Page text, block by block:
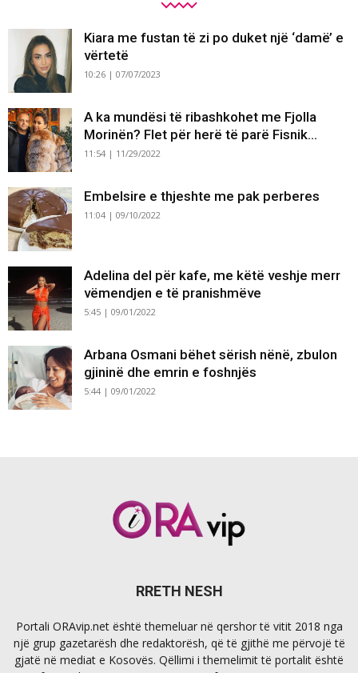
Kiara me fustan të zi po duket një ‘damë’ e
vërtetë
10:26 | 07/07/2023
A ka mundësi të ribashkohet me Fjolla
Morinën? Flet për herë të parë Fisnik...
11:54 | 11/29/2022
Embelsire e thjeshte me pak perberes
11:04 | 09/10/2022
Adelina del për kafe, me këtë veshje merr
vëmendjen e të pranishmëve
5:45 | 09/01/2022
Arbana Osmani bëhet sërish nënë, zbulon
gjininë dhe emrin e foshnjës
5:44 | 09/01/2022
RRETH NESH
Portali ORAvip.net është themeluar në qershor të vitit 2018 nga
një grup gazetarësh dhe redaktorësh, që të gjithë me përvojë të
gjatë në mediat e Kosovës. Qëllimi i themelimit të portalit është